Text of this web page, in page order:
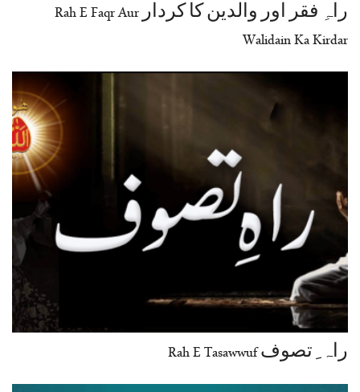
راہِ فقر اور والدین کا کردار Rah E Faqr Aur
Walidain Ka Kirdar
راہ ِ تصوف Rah E Tasawwuf